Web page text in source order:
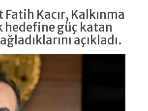
Kacır, Kalkınma
hedefine güç katan
açıkladı.